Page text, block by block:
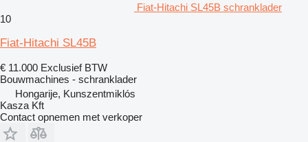
Fiat-Hitachi SL45B schranklader
10
Fiat-Hitachi SL45B
€ 11.000 Exclusief BTW
Bouwmachines - schranklader
Hongarije, Kunszentmiklós
Kasza Kft
Contact opnemen met verkoper